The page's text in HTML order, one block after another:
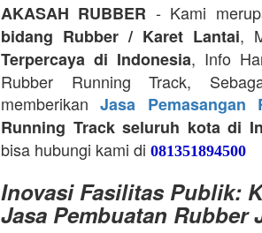
AKASAH RUBBER - Kami
bidang Rubber / Karet Lantai,
Terpercaya di Indonesia, Info
Rubber Running Track,
memberikanJasa
Running Track seluruh kota di
bisa hubungi kami di 081351894500
Inovasi Fasilitas Publik:
Jasa Pembuatan Rubber